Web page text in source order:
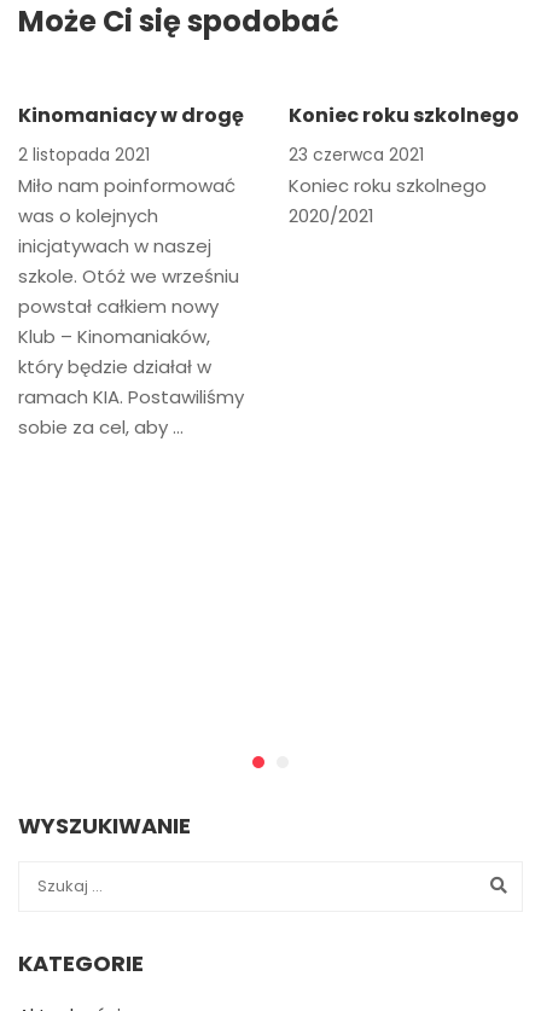
Może Ci się spodobać
Kinomaniacy w drogę
2 listopada 2021
Miło nam poinformować
was o kolejnych
inicjatywach w naszej
szkole. Otóż we wrześniu
powstał całkiem nowy
Klub – Kinomaniaków,
który będzie działał w
ramach KIA. Postawiliśmy
sobie za cel, aby …
Koniec roku szkolnego
23 czerwca 2021
Koniec roku szkolnego
2020/2021
WYSZUKIWANIE
KATEGORIE